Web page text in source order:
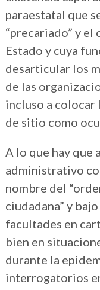
paraestatal que
“precariado” y
Estado y cuya
desarticular los
de las
incluso a colocar
de sitio como
A lo que hay que
administrativo
nombre del
ciudadana” y
facultades en
bien en
durante la
interrogatorios